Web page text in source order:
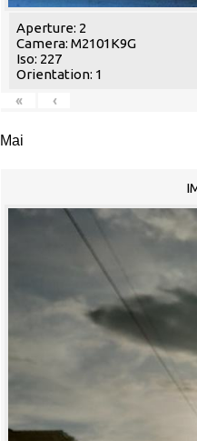
Aperture: 2
Camera: M2101K9G
Iso: 227
Orientation: 1
«
‹
Mai